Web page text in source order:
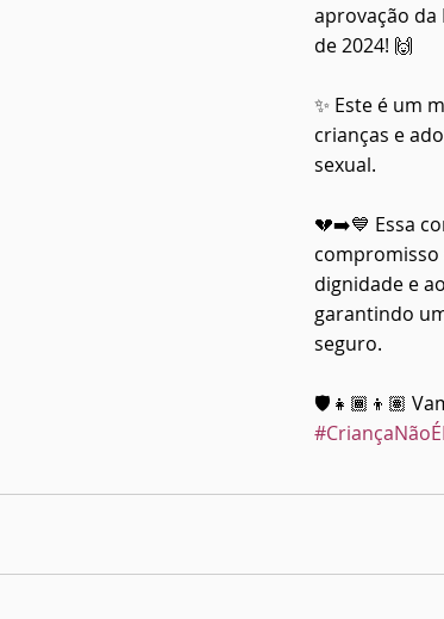
aprovação da
de 2024! 🙌
✨ Este é um
crianças e
sexual.
💔➡️💙 Essa
compromisso
dignidade e
garantindo
seguro.
🛡️👧🏾👦🏽